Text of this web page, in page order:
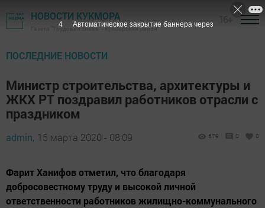
НОВОСТИ КУКМОРА
Газета "Трудовая слава" - Кукморский район
ПОСЛЕДНИЕ НОВОСТИ
Министр строительства, архитектуры и
ЖКХ РТ поздравил работников отрасли с
праздником
admin, 15 марта 2020 - 08:09 679 0 0
Фарит Ханифов отметил, что благодаря
добросовестному труду и высокой личной
ответственности работников жилищно-коммунального
3 Автоматическое закрытие баннера через